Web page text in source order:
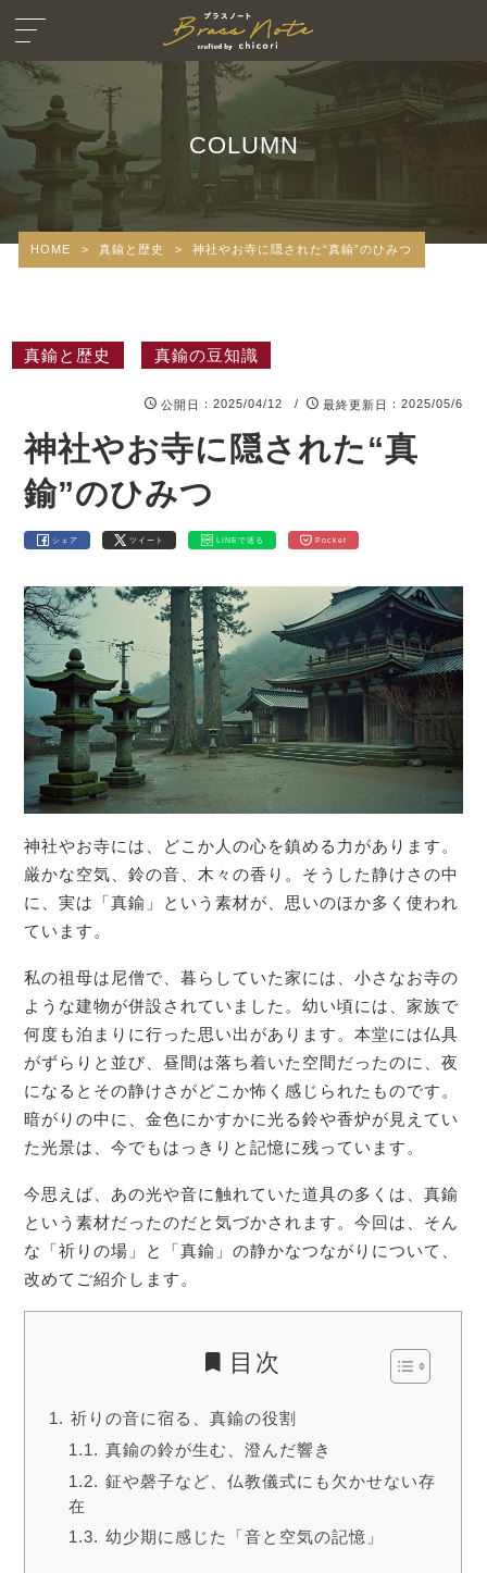
COLUMN
HOME > 真鍮と歴史 > 神社やお寺に隠された“真鍮”のひみつ
真鍮と歴史 真鍮の豆知識
公開日 ：2025/04/12 / 最終更新日 ：2025/05/6
神社やお寺に隠された“真
鍮”のひみつ
シェア ツイート LINEで送る Pocket
神社やお寺には、どこか人の心を鎮める力があります。
厳かな空気、鈴の音、木々の香り。そうした静けさの中
に、実は「真鍮」という素材が、思いのほか多く使われ
ています。
私の祖母は尼僧で、暮らしていた家には、小さなお寺の
ような建物が併設されていました。幼い頃には、家族で
何度も泊まりに行った思い出があります。本堂には仏具
がずらりと並び、昼間は落ち着いた空間だったのに、夜
になるとその静けさがどこか怖く感じられたものです。
暗がりの中に、金色にかすかに光る鈴や香炉が見えてい
た光景は、今でもはっきりと記憶に残っています。
今思えば、あの光や音に触れていた道具の多くは、真鍮
という素材だったのだと気づかされます。今回は、そん
な「祈りの場」と「真鍮」の静かなつながりについて、
改めてご紹介します。
目次
祈りの音に宿る、真鍮の役割
真鍮の鈴が生む、澄んだ響き
鉦や磬子など、仏教儀式にも欠かせない存
在
幼少期に感じた「音と空気の記憶」